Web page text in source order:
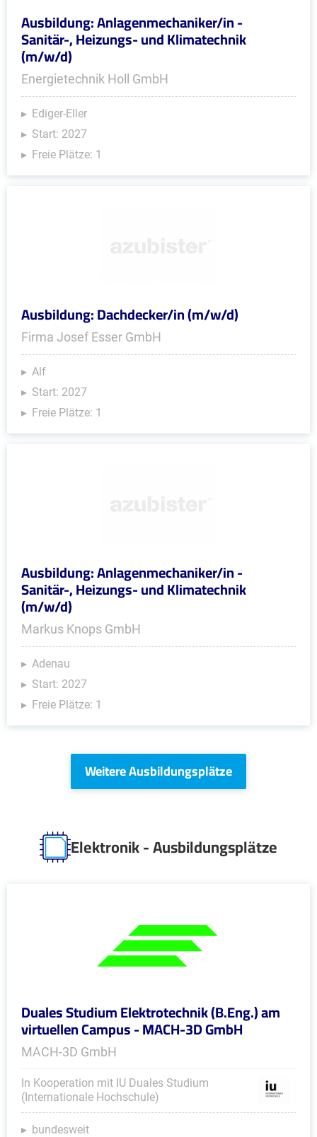
Ausbildung: Anlagenmechaniker/in -
Sanitär-, Heizungs- und Klimatechnik
(m/w/d)
Energietechnik Holl GmbH
Ediger-Eller
Start: 2027
Freie Plätze: 1
Ausbildung: Dachdecker/in (m/w/d)
Firma Josef Esser GmbH
Alf
Start: 2027
Freie Plätze: 1
Ausbildung: Anlagenmechaniker/in -
Sanitär-, Heizungs- und Klimatechnik
(m/w/d)
Markus Knops GmbH
Adenau
Start: 2027
Freie Plätze: 1
Weitere Ausbildungsplätze
Elektronik - Ausbildungsplätze
Duales Studium Elektrotechnik (B.Eng.) am
virtuellen Campus - MACH-3D GmbH
MACH-3D GmbH
In Kooperation mit IU Duales Studium
(Internationale Hochschule)
bundesweit